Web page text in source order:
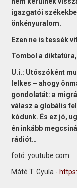
igazgatói
önkényuralom.
Ezen ne is tessék
Tombol a
U.i.: Utószóként
lelkes – ahogy
gondolatát: a
válasz a globális
kódunk. És ez jó,
én inkább
rádiót…
fotó: youtube.com
Máté T. Gyula -